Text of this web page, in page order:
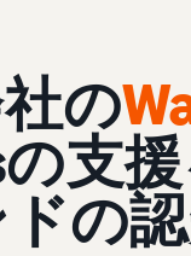
の
の支
の